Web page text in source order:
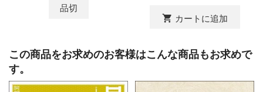
品切
shopping_cart カートに追加
この商品をお求めのお客様はこんな商品もお求めで
す。